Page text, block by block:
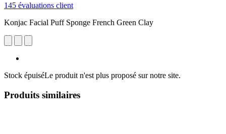
145 évaluations client
Konjac Facial Puff Sponge French Green Clay
Stock épuiséLe produit n'est plus proposé sur notre site.
Produits similaires